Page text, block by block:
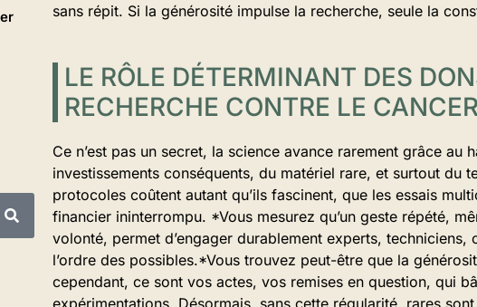
sans répit. Si la générosité impulse la recherche, seule la
LE RÔLE DÉTERMINANT DES
RECHERCHE CONTRE LE CANCER
Ce n’est pas un secret, la science avance rarement grâce au
investissements conséquents, du matériel rare, et surtout du
protocoles coûtent autant qu’ils fascinent, que les essais
financier ininterrompu. *Vous mesurez qu’un geste répété,
volonté, permet d’engager durablement experts,
l’ordre des possibles.*Vous trouvez peut-être que la
cependant, ce sont vos actes, vos remises en question, qui
expérimentations. Désormais, sans cette régularité, rares